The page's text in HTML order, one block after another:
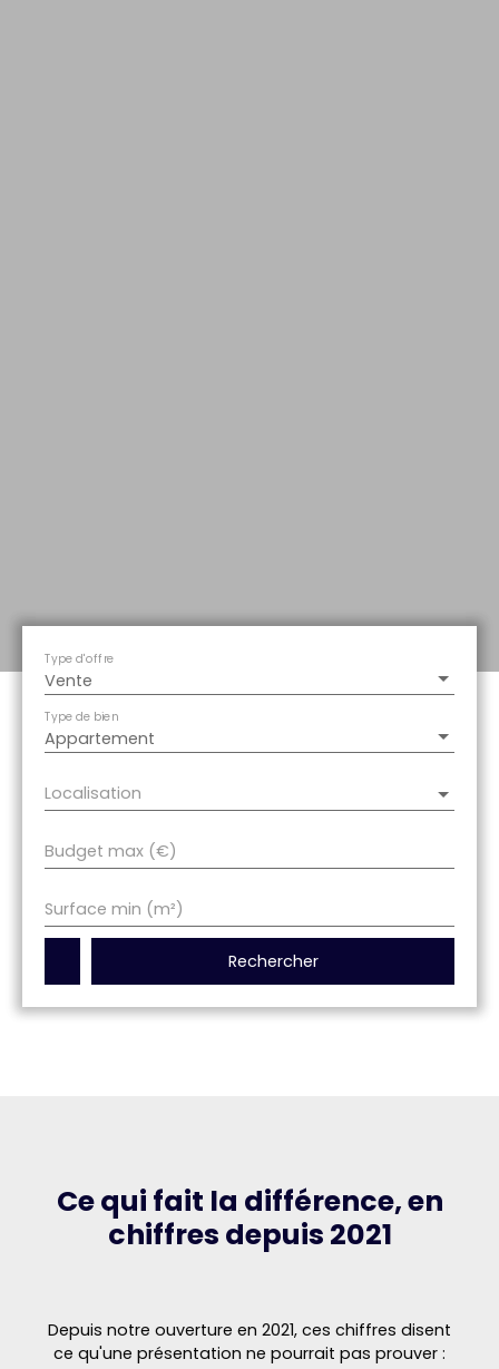
Vente
Type d'offre
Appartement
Type de bien
Localisation
Budget max (€)
Surface min (m²)
Rechercher
Ce qui fait la différence, en
chiffres depuis 2021
Depuis notre ouverture en 2021, ces chiffres disent
ce qu'une présentation ne pourrait pas prouver :